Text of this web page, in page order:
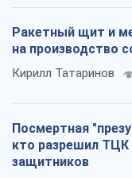
Ракетный щит и
на производство
Кирилл Татаринов
Посмертная
кто разрешил ТЦК
защитников